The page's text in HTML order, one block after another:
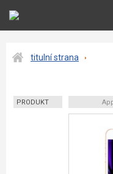
titulní strana
PRODUKT